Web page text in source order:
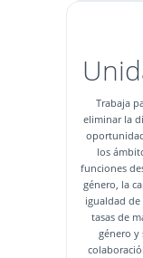
Trabaja
eliminar la
los
funciones
género, la
igualdad
tasas de
género y